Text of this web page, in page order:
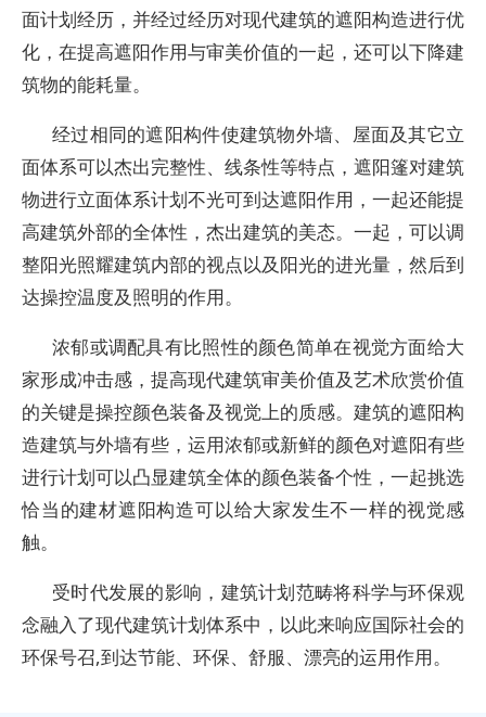
面计划经历，并经过经历对现代建筑的遮阳构造进行优
化，在提高遮阳作用与审美价值的一起，还可以下降建
筑物的能耗量。
经过相同的遮阳构件使建筑物外墙、屋面及其它立
面体系可以杰出完整性、线条性等特点，遮阳篷对建筑
物进行立面体系计划不光可到达遮阳作用，一起还能提
高建筑外部的全体性，杰出建筑的美态。一起，可以调
整阳光照耀建筑内部的视点以及阳光的进光量，然后到
达操控温度及照明的作用。
浓郁或调配具有比照性的颜色简单在视觉方面给大
家形成冲击感，提高现代建筑审美价值及艺术欣赏价值
的关键是操控颜色装备及视觉上的质感。建筑的遮阳构
造建筑与外墙有些，运用浓郁或新鲜的颜色对遮阳有些
进行计划可以凸显建筑全体的颜色装备个性，一起挑选
恰当的建材遮阳构造可以给大家发生不一样的视觉感
触。
受时代发展的影响，建筑计划范畴将科学与环保观
念融入了现代建筑计划体系中，以此来响应国际社会的
环保号召,到达节能、环保、舒服、漂亮的运用作用。